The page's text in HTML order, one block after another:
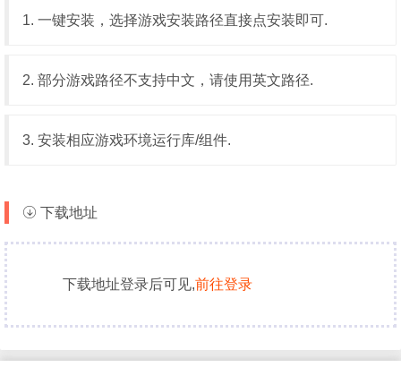
1. 一键安装，选择游戏安装路径直接点安装即可.
2. 部分游戏路径不支持中文，请使用英文路径.
3. 安装相应游戏环境运行库/组件.
下载地址
下载地址登录后可见,前往登录